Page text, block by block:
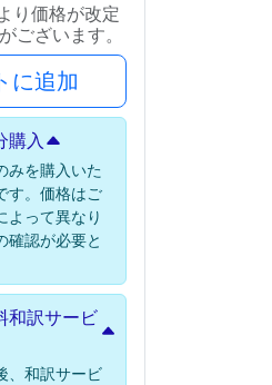
り価格が改定
ございます。
に追加
購入
みを購入いた
す。価格はご
よって異なり
確認が必要と
和訳サービ
、和訳サービ